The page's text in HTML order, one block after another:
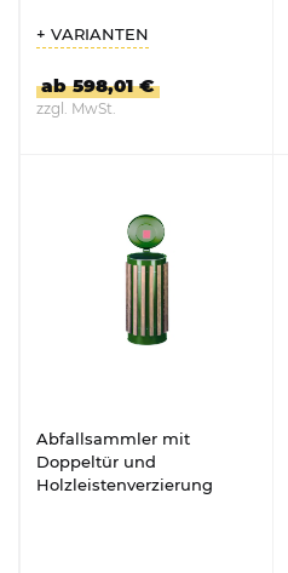
+ VARIANTEN
ab 598,01 €
zzgl. MwSt.
Abfallsammler mit
Doppeltür und
Holzleistenverzierung